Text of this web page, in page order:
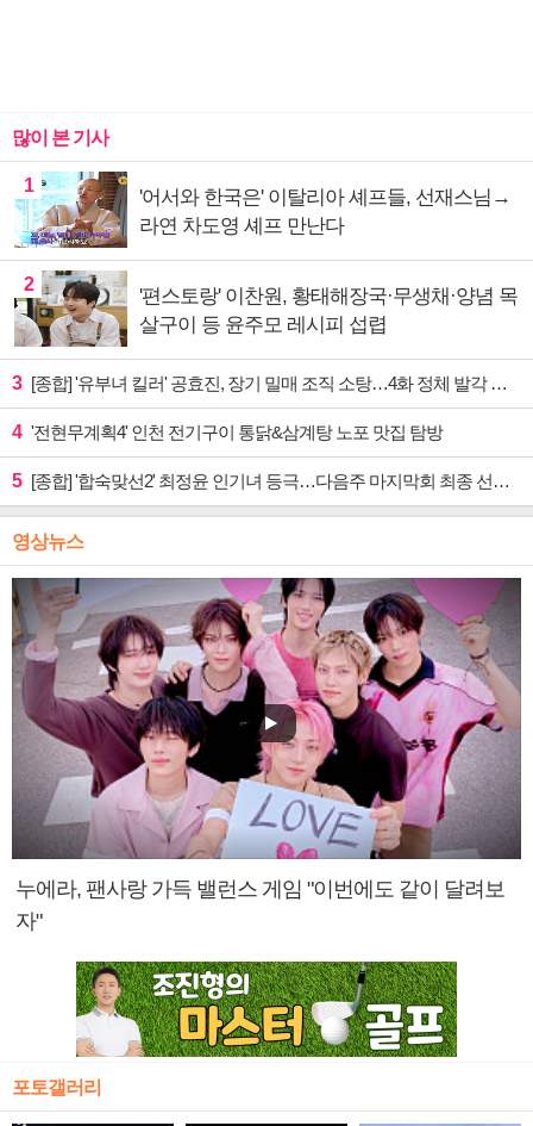
많이 본 기사
1
'어서와 한국은' 이탈리아 셰프들, 선재스님→
라연 차도영 셰프 만난다
2
'편스토랑' 이찬원, 황태해장국·무생채·양념 목
살구이 등 윤주모 레시피 섭렵
3 [종합] '유부녀 킬러' 공효진, 장기 밀매 조직 소탕…4화 정체 발각 위기 예고
4 '전현무계획4' 인천 전기구이 통닭&삼계탕 노포 맛집 탐방
5 [종합] '합숙맞선2' 최정윤 인기녀 등극…다음주 마지막회 최종 선택 예고
영상뉴스
누에라, 팬사랑 가득 밸런스 게임 "이번에도 같이 달려보
자"
포토갤러리